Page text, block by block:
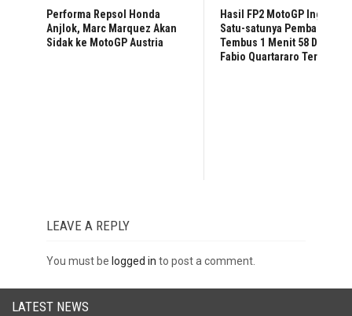
Performa Repsol Honda
Anjlok, Marc Marquez Akan
Sidak ke MotoGP Austria
Hasil FP2 MotoGP Inggris:
Satu-satunya Pembalap
Tembus 1 Menit 58 Detik,
Fabio Quartararo Tercepat
LEAVE A REPLY
You must be logged in to post a comment.
LATEST NEWS